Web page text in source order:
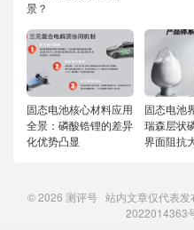
景？
固态电池核心材料应用
全景：磷酸锆锂的差异
化优势凸显
固态电池
瑞森层状
界面阻抗
© 2026 测评号站内文章仅代表发
2022014363